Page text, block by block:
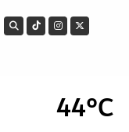
44°C